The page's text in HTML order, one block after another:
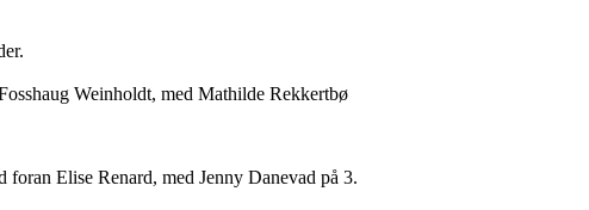
Weinholdt, med Mathilde Rekkertbø
Elise Renard, med Jenny Danevad på 3.